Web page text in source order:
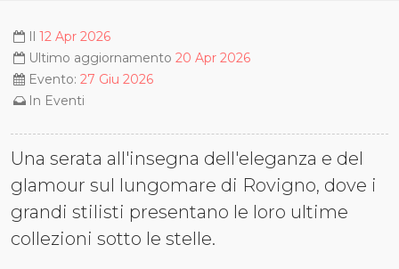
Il 12 Apr 2026
Ultimo aggiornamento 20 Apr 2026
Evento: 27 Giu 2026
In Eventi
Una serata all'insegna dell'eleganza e del
glamour sul lungomare di Rovigno, dove i
grandi stilisti presentano le loro ultime
collezioni sotto le stelle.